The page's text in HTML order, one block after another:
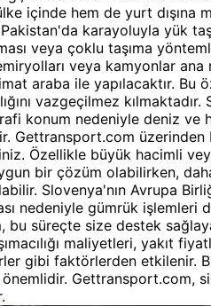
ülke içinde hem de yurt
karayoluyla yük
veya çoklu taşıma
veya kamyonlar
araba ile yapılacaktır. Bu
vazgeçilmez
konum nedeniyle deniz ve
Gettransport.com üzerinden
Özellikle büyük hacimli
bir çözüm olabilirken,
Slovenya'nın Avrupa
nedeniyle gümrük
bu süreçte size destek
maliyetleri, yakıt
gibi faktörlerden etkilenir.
Gettransport.com,